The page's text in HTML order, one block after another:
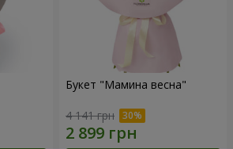
Букет "Мамина весна"
4 141 грн